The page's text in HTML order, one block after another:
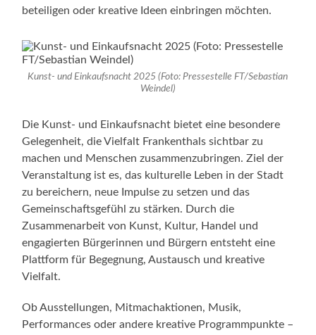
beteiligen oder kreative Ideen einbringen möchten.
Kunst- und Einkaufsnacht 2025 (Foto: Pressestelle FT/Sebastian
Weindel)
Die Kunst- und Einkaufsnacht bietet eine besondere
Gelegenheit, die Vielfalt Frankenthals sichtbar zu
machen und Menschen zusammenzubringen. Ziel der
Veranstaltung ist es, das kulturelle Leben in der Stadt
zu bereichern, neue Impulse zu setzen und das
Gemeinschaftsgefühl zu stärken. Durch die
Zusammenarbeit von Kunst, Kultur, Handel und
engagierten Bürgerinnen und Bürgern entsteht eine
Plattform für Begegnung, Austausch und kreative
Vielfalt.
Ob Ausstellungen, Mitmachaktionen, Musik,
Performances oder andere kreative Programmpunkte –